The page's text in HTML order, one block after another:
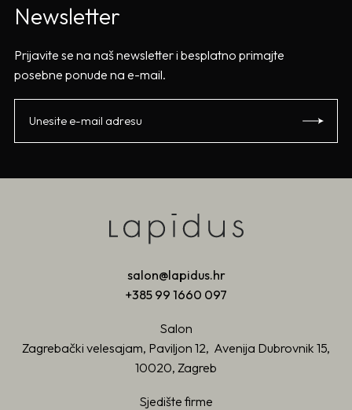
Newsletter
Prijavite se na naš newsletter i besplatno primajte
posebne ponude na e-mail.
salon@lapidus.hr
+385 99 1660 097
Salon
Zagrebački velesajam, Paviljon 12, Avenija Dubrovnik 15,
10020, Zagreb
Sjedište firme